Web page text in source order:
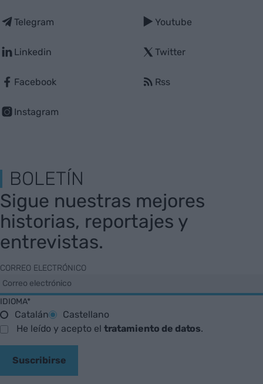
Telegram
Linkedin
Facebook
Instagram
Youtube
Twitter
Rss
BOLETÍN
Sigue nuestras mejores
historias, reportajes y
entrevistas.
CORREO ELECTRÓNICO
IDIOMA*
Catalán
Castellano
He leído y acepto el tratamiento de datos.
Suscribirse